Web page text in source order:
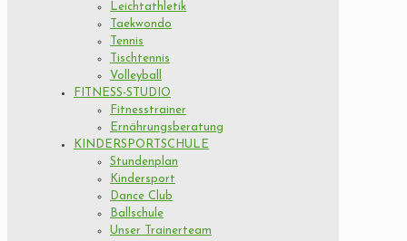
Leichtathletik
Taekwondo
Tennis
Tischtennis
Volleyball
FITNESS-STUDIO
Fitnesstrainer
Ernährungsberatung
KINDERSPORTSCHULE
Stundenplan
Kindersport
Dance Club
Ballschule
Unser Trainerteam